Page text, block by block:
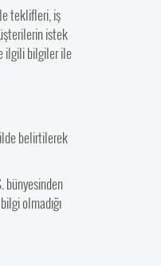
teklifleri, iş
istek
ilgili bilgiler ile
belirtilerek
bünyesinden
olmadığı